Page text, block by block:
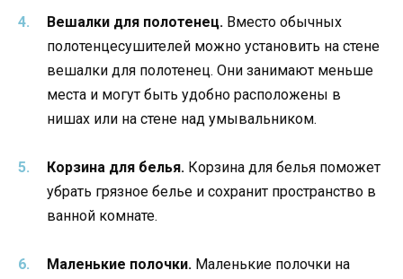
Вешалки для полотенец. Вместо обычных
полотенцесушителей можно установить на стене
вешалки для полотенец. Они занимают меньше
места и могут быть удобно расположены в
нишах или на стене над умывальником.
Корзина для белья. Корзина для белья поможет
убрать грязное белье и сохранит пространство в
ванной комнате.
Маленькие полочки. Маленькие полочки на